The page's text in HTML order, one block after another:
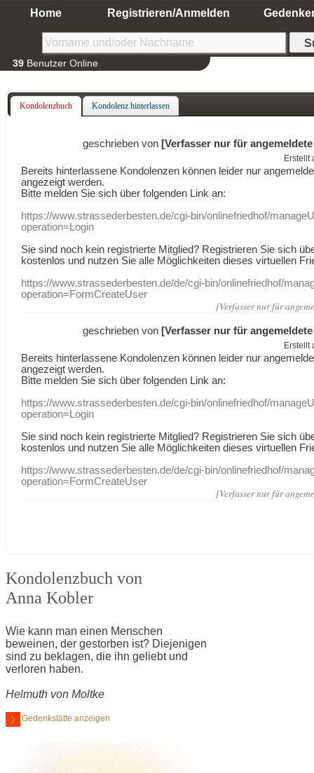
Home Registrieren/Anmelden
39 Benutzer Online
Kondolenzbuch Kondolenz hinterlassen
geschrieben von [Verfasser nur für
Erstellt
Bereits hinterlassene Kondolenzen können leider nur
angezeigt werden.
Bitte melden Sie sich über folgenden Link an:
https://www.strassederbesten.de/cgi-bin/onlinefriedhof/
operation=Login
Sie sind noch kein registrierte Mitglied? Registrieren Sie sich
kostenlos und nutzen Sie alle Möglichkeiten dieses virtuellen
https://www.strassederbesten.de/de/cgi-bin/onlinefriedhof/
operation=FormCreateUser
[Verfasser nur für
geschrieben von [Verfasser nur für
Erstellt
Bereits hinterlassene Kondolenzen können leider nur
angezeigt werden.
Bitte melden Sie sich über folgenden Link an:
https://www.strassederbesten.de/cgi-bin/onlinefriedhof/
operation=Login
Sie sind noch kein registrierte Mitglied? Registrieren Sie sich
kostenlos und nutzen Sie alle Möglichkeiten dieses virtuellen
https://www.strassederbesten.de/de/cgi-bin/onlinefriedhof/
operation=FormCreateUser
[Verfasser nur für
Kondolenzbuch von
Anna Kobler
Wie kann man einen Menschen
beweinen, der gestorben ist? Diejenigen
sind zu beklagen, die ihn geliebt und
verloren haben.
Helmuth von Moltke
Gedenkstätte anzeigen